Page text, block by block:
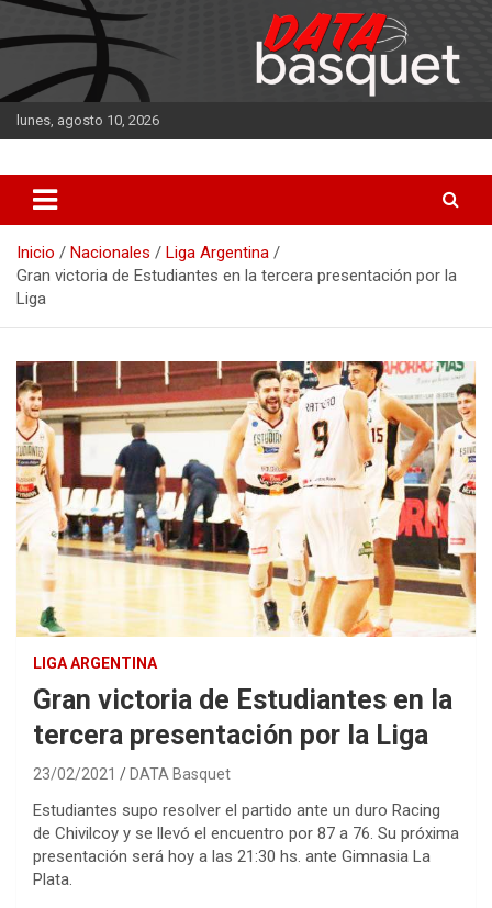
Saltar
al
contenido
lunes, agosto 10, 2026
DATA Basquet
Inicio Nacionales
Liga Argentina
Gran victoria de Estudiantes en la tercera presentación por la
Liga
LIGA ARGENTINA
Gran victoria de Estudiantes en la
tercera presentación por la Liga
23/02/2021 DATA Basquet
Estudiantes supo resolver el partido ante un duro Racing
de Chivilcoy y se llevó el encuentro por 87 a 76. Su próxima
presentación será hoy a las 21:30 hs. ante Gimnasia La
Plata.